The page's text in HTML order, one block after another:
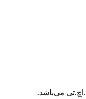
می‌باشد.